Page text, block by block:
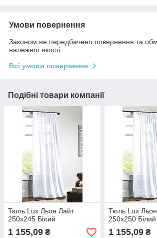
Умови повернення
Законом не передбачено повернення та
належної якості
Всі умови повернення
Подібні товари компанії
Тюль Lux Льон Лайт
250х245 Білий
1 155,09 ₴
Тюль Lux
250х250 Білий
1 155,09₴